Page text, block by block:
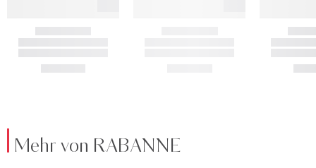
Mehr von RABANNE